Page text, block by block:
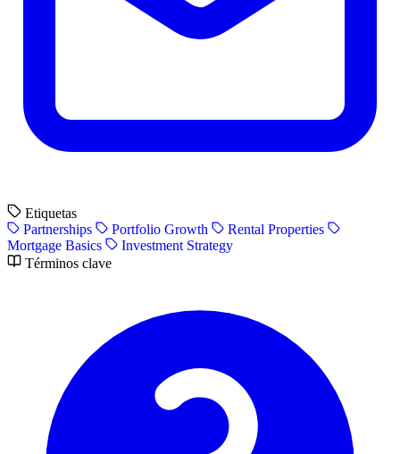
Etiquetas
Partnerships
Portfolio Growth
Rental Properties
Mortgage Basics
Investment Strategy
Términos clave